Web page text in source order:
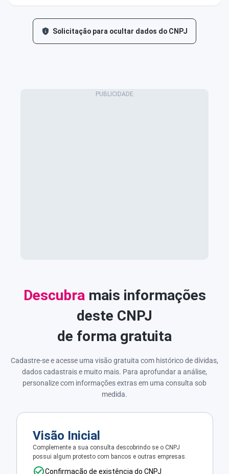
Solicitação para ocultar dados do CNPJ
Descubra mais informações
deste CNPJ
de forma gratuita
Cadastre-se e acesse uma visão gratuita com histórico de dívidas,
dados cadastrais e muito mais. Para aprofundar a análise,
personalize com informações extras em uma consulta sob
medida.
Visão Inicial
Complemente a sua consulta descobrindo se o CNPJ
possui algum protesto com bancos e outras empresas.
Confirmação de existência do CNPJ